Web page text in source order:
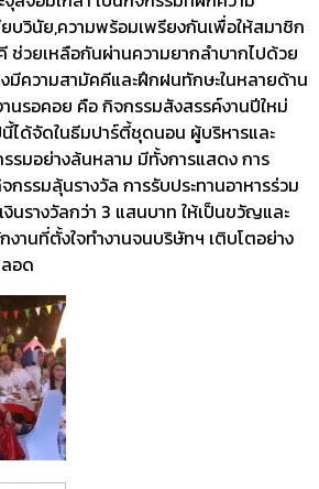
ยบวินัย,ความพร้อมเพรียงกันเพื่อให้สมาชิก
ช่วยเหลือกันผ่านความยากลำบากไปด้วย
มีความสามัคคีและฝึกฝนทักษะในหลายด้าน
รอคอย คือ กิจกรรมสังสรรค์งานปีใหม่
นี้ได้จัดในธีมปาร์ตี้ชุดนอน ผู้บริหารและ
รมอย่างล้นหลาม มีทั้งการแสดง การ
รรมลุ้นรางวัล การรับประทานอาหารร่วม
นรางวัลกว่า 3 แสนบาท ให้เป็นขวัญและ
านที่ตั้งใจทำงานจนบริษัทฯ เติบโตอย่าง
อด